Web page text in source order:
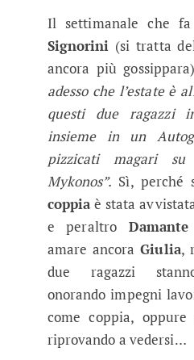
Il settimanale che
Signorini (si tratta
ancora più
adesso che l’estate è
questi due ragazzi
insieme in un
pizzicati magari
Mykonos”. Sì,
coppiaè stata
e peraltro Damante
amare ancoraGiulia,
due ragazzi
onorando impegni
come coppia,
riprovando a vedersi…